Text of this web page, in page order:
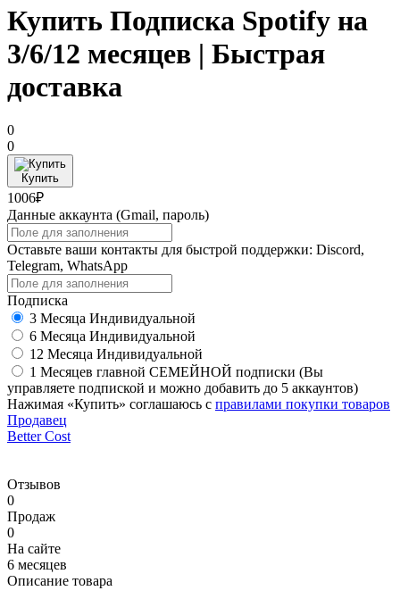
Купить Подписка Spotify на
3/6/12 месяцев | Быстрая
доставка
0
0
Купить
1006₽
Данные аккаунта (Gmail, пароль)
Оставьте ваши контакты для быстрой поддержки: Discord,
Telegram, WhatsApp
Подписка
3 Mесяца Индивидуальной
6 Mесяца Индивидуальной
12 Mесяца Индивидуальной
1 Месяцев главной СЕМЕЙНОЙ подписки (Вы
управляете подпиской и можно добавить до 5 аккаунтов)
Нажимая «Купить» соглашаюсь с правилами покупки товаров
Продавец
Better Cost
Отзывов
0
Продаж
0
На сайте
6 месяцев
Описание товара